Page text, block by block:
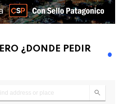
¿DONDE PEDIR